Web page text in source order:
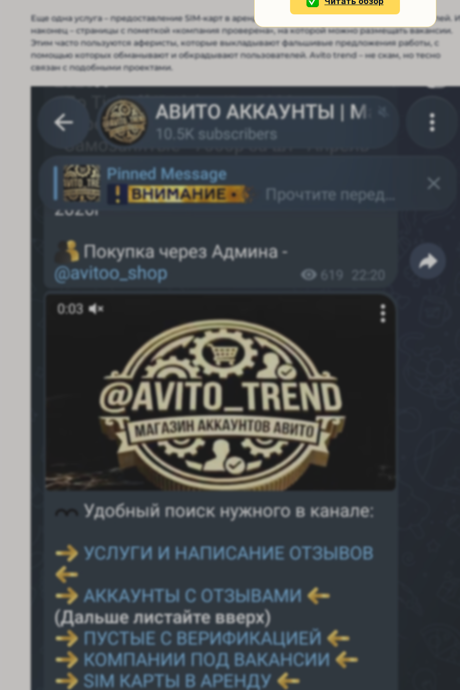
Еще одна услуга – предоставление SIM-карт в аренду для самостоятельной привязки профилей.
наконец – страницы с пометкой «компания проверена», на которой можно размещать вакансии.
Этим часто пользуются аферисты, которые выкладывают фальшивые предложения работы, с
помощью которых обманывают и обкрадывают пользователей. Avito trend – не скам, но тесно
связан с подобными проектами.